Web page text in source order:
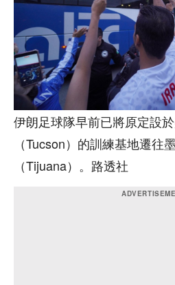
伊朗足球隊早前已將原定設
（Tucson）的訓練基地遷往
（Tijuana）。路透社